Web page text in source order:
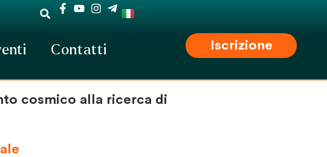
Contatti Iscrizione
cosmico alla ricerca di